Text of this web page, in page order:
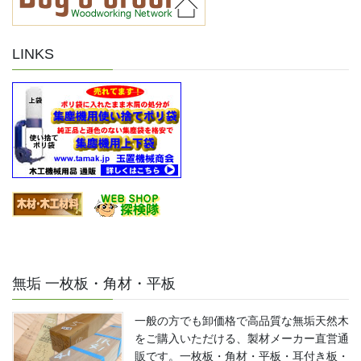
LINKS
無垢 一枚板・角材・平板
一般の方でも卸価格で高品質な無垢天然木
をご購入いただける、製材メーカー直営通
販です。一枚板・角材・平板・耳付き板・